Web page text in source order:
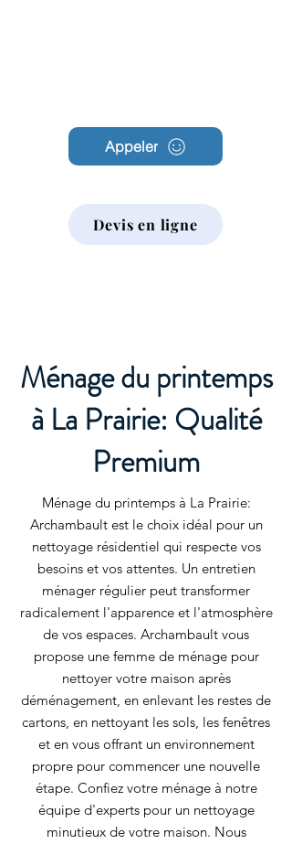
Appeler
Devis en ligne
Ménage du printemps
à La Prairie: Qualité
Premium
Ménage du printemps à La Prairie:
Archambault est le choix idéal pour un
nettoyage résidentiel qui respecte vos
besoins et vos attentes. Un entretien
ménager régulier peut transformer
radicalement l'apparence et l'atmosphère
de vos espaces. Archambault vous
propose une femme de ménage pour
nettoyer votre maison après
déménagement, en enlevant les restes de
cartons, en nettoyant les sols, les fenêtres
et en vous offrant un environnement
propre pour commencer une nouvelle
étape. Confiez votre ménage à notre
équipe d'experts pour un nettoyage
minutieux de votre maison. Nous